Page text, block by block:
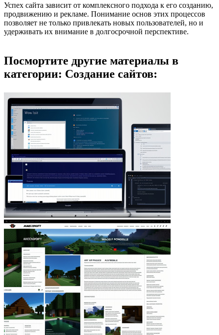
Успех сайта зависит от комплексного подхода к его созданию,
продвижению и рекламе. Понимание основ этих процессов
позволяет не только привлекать новых пользователей, но и
удерживать их внимание в долгосрочной перспективе.
Посмортите другие материалы в
категории: Создание сайтов: